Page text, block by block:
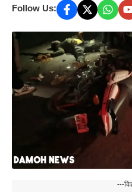
Follow Us:
---